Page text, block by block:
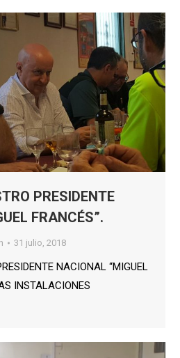
PRESIDENTE
FRANCÉS”.
31 julio, 2018
NACIONAL “MIGUEL
INSTALACIONES